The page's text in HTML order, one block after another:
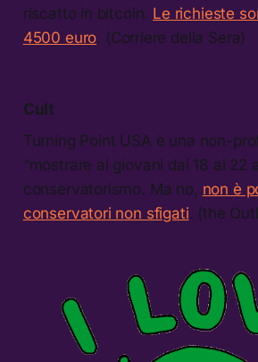
riscatto in bitcoin. Le richieste
4500 euro. (Corriere della Sera)
Cult
Turning Point USA è una non-
“mostrare ai giovani dai 18 ai 22
conservatorismo. Ma no, non è
conservatori non sfigati. (the